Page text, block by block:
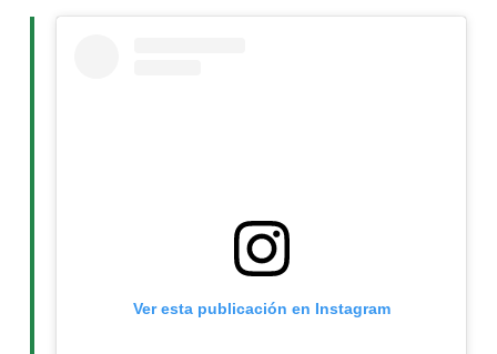
Ver esta publicación en Instagram